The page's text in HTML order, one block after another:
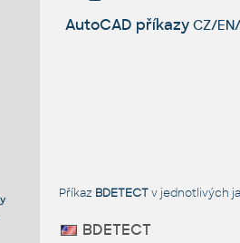
AutoCAD příkazy CZ/
Příkaz BDETECTv jednotlivých
BDETECT